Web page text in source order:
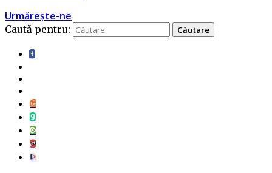
Urmărește-ne
Caută pentru: